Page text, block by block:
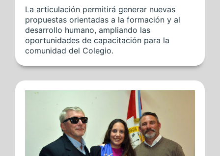
La articulación permitirá generar nuevas
propuestas orientadas a la formación y al
desarrollo humano, ampliando las
oportunidades de capacitación para la
comunidad del Colegio.